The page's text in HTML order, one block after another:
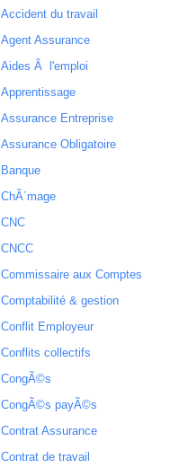
Accident du travail
Agent Assurance
Aides Ã l'emploi
Apprentissage
Assurance Entreprise
Assurance Obligatoire
Banque
ChÃ´mage
CNC
CNCC
Commissaire aux Comptes
Comptabilité & gestion
Conflit Employeur
Conflits collectifs
CongÃ©s
CongÃ©s payÃ©s
Contrat Assurance
Contrat de travail